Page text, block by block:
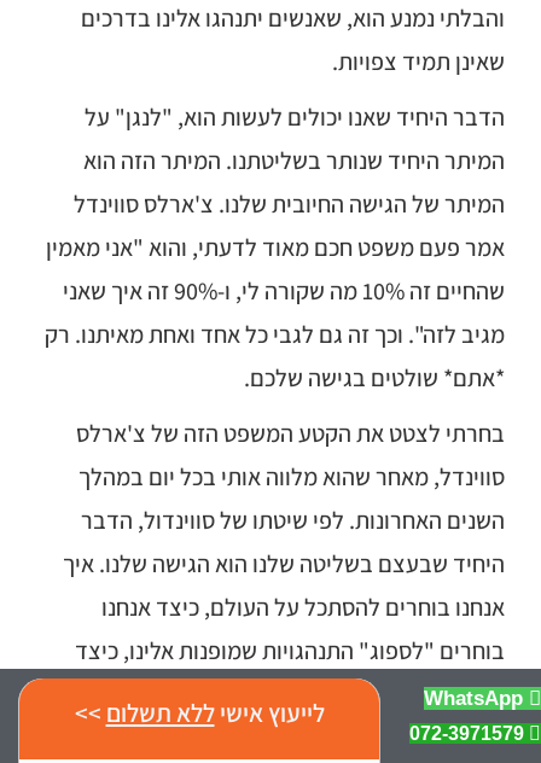
והבלתי נמנע הוא, שאנשים יתנהגו אלינו בדרכים
שאינן תמיד צפויות.
הדבר היחיד שאנו יכולים לעשות הוא, "לנגן" על
המיתר היחיד שנותר בשליטתנו. המיתר הזה הוא
המיתר של הגישה החיובית שלנו. צ'ארלס סווינדל
אמר פעם משפט חכם מאוד לדעתי, והוא "אני מאמין
שהחיים זה 10% מה שקורה לי, ו-90% זה איך שאני
מגיב לזה". וכך זה גם לגבי כל אחד ואחת מאיתנו. רק
*אתם* שולטים בגישה שלכם.
בחרתי לצטט את הקטע המשפט הזה של צ'ארלס
סווינדל, מאחר שהוא מלווה אותי בכל יום במהלך
השנים האחרונות. לפי שיטתו של סווינדול, הדבר
היחיד שבעצם בשליטה שלנו הוא הגישה שלנו. איך
אנחנו בוחרים להסתכל על העולם, כיצד אנחנו
בוחרים "לספוג" התנהגויות שמופנות אלינו, כיצד
אנחנו בוחרים לראות את מה שקורה לנו וכדומה.
לייעוץ אישיללא תשלום >> WhatsApp
072-3971579